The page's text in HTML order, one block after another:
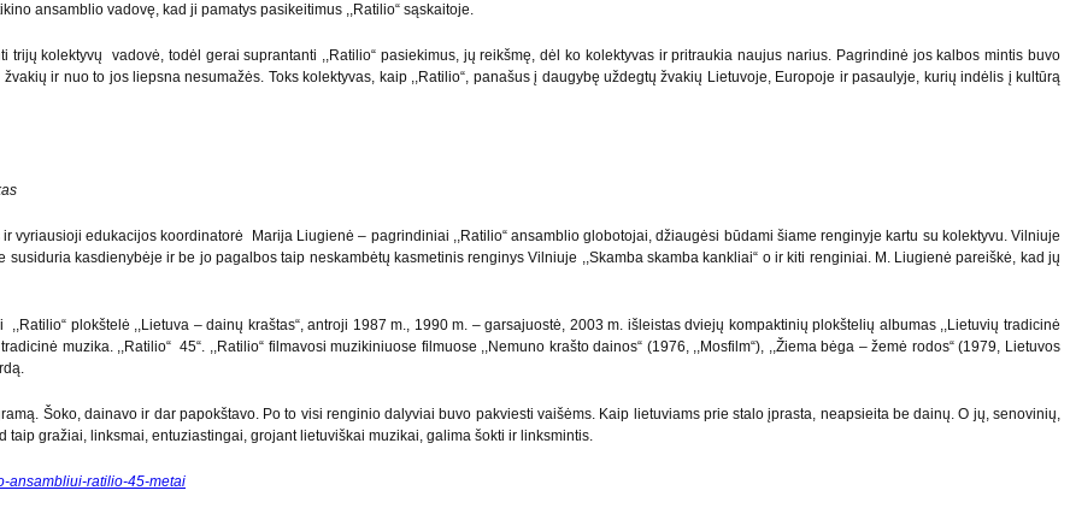
ansamblio vadovę, kad ji pamatys pasikeitimus ,,Ratilio“ sąskaitoje.
kolektyvų vadovė, todėl gerai suprantanti ,,Ratilio“ pasiekimus, jų reikšmę, dėl ko kolektyvas ir pritraukia naujus narius. Pagrindinė jos kalbos mintis buvo
ir nuo to jos liepsna nesumažės. Toks kolektyvas, kaip ,,Ratilio“, panašus į daugybę uždegtų žvakių Lietuvoje, Europoje ir pasaulyje, kurių indėlis į kultūrą
vyriausioji edukacijos koordinatorė Marija Liugienė – pagrindiniai ,,Ratilio“ ansamblio globotojai, džiaugėsi būdami šiame renginyje kartu su kolektyvu. Vilniuje
kasdienybėje ir be jo pagalbos taip neskambėtų kasmetinis renginys Vilniuje ,,Skamba skamba kankliai“ o ir kiti renginiai. M. Liugienė pareiškė, kad jų
plokštelė ,,Lietuva – dainų kraštas“, antroji 1987 m., 1990 m. – garsajuostė, 2003 m. išleistas dviejų kompaktinių plokštelių albumas ,,Lietuvių tradicinė
muzika. ,,Ratilio“ 45“. ,,Ratilio“ filmavosi muzikiniuose filmuose ,,Nemuno krašto dainos“ (1976, ,,Mosfilm“), ,,Žiema bėga – žemė rodos“ (1979, Lietuvos
Šoko, dainavo ir dar papokštavo. Po to visi renginio dalyviai buvo pakviesti vaišėms. Kaip lietuviams prie stalo įprasta, neapsieita be dainų. O jų, senovinių,
gražiai, linksmai, entuziastingai, grojant lietuviškai muzikai, galima šokti ir linksmintis.
ansambliui-ratilio-45-metai